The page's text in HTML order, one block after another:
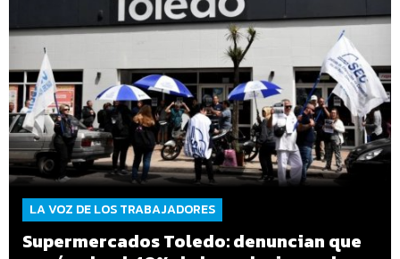
LA VOZ DE LOS TRABAJADORES
Supermercados Toledo: denuncian que